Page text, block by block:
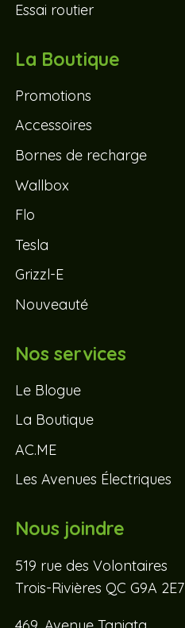
Essai routier
La Boutique
Promotions
Accessoires
Bornes de recharge
Wallbox
Flo
Tesla
Grizzl-E
Nouveauté
Nos services
Le Blogue
La Boutique
AC.ME
Les Avenues Électriques
Nous joindre
519 rue des Volontaires
Trois-Rivières QC G9A 2E7